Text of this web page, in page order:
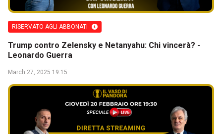
RISERVATO AGLI ABBONATI
Trump contro Zelensky e Netanyahu: Chi vincerà? -
Leonardo Guerra
March 27, 2025 19:15